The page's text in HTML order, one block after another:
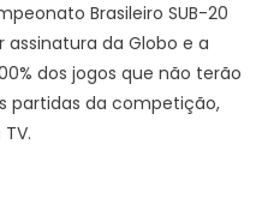
Brasileiro SUB-20
assinatura da Globo e a
dos jogos que não terão
partidas da competição,